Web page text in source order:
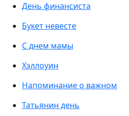
День финансиста
Букет невесте
С днем мамы
Хэллоуин
Напоминание о важном
Татьянин день